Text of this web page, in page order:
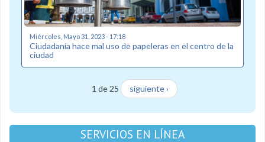
Miércoles, Mayo 31, 2023 - 17:18
Ciudadanía hace mal uso de papeleras en el centro de la
ciudad
1 de 25 siguiente ›
SERVICIOS EN LÍNEA